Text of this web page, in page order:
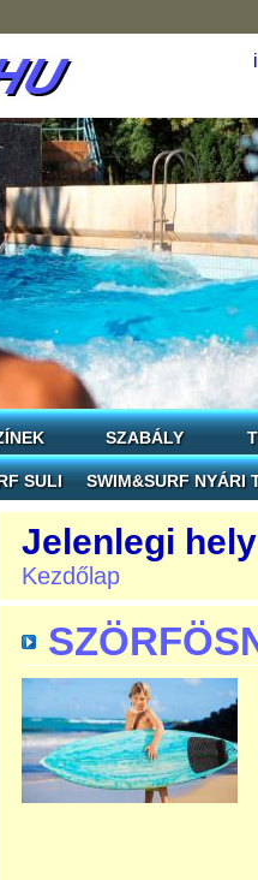
SZABÁLY
SULI SWIM&SURF NYÁRI
Jelenlegi hely
Kezdőlap